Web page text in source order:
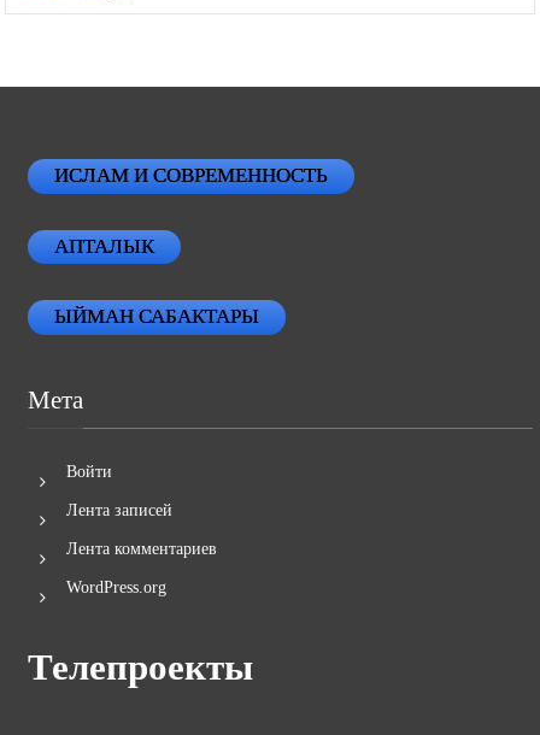
ИСЛАМ И СОВРЕМЕННОСТЬ
АПТАЛЫК
ЫЙМАН САБАКТАРЫ
Мета
Войти
Лента записей
Лента комментариев
WordPress.org
Телепроекты